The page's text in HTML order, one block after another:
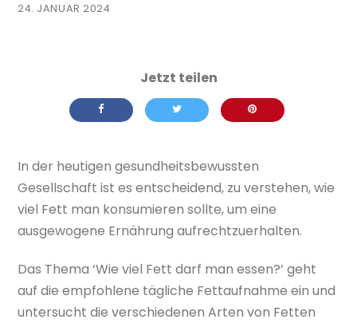
24. JANUAR 2024
In der heutigen gesundheitsbewussten
Gesellschaft ist es entscheidend, zu verstehen, wie
viel Fett man konsumieren sollte, um eine
ausgewogene Ernährung aufrechtzuerhalten.
Das Thema ‘Wie viel Fett darf man essen?’ geht
auf die empfohlene tägliche Fettaufnahme ein und
untersucht die verschiedenen Arten von Fetten